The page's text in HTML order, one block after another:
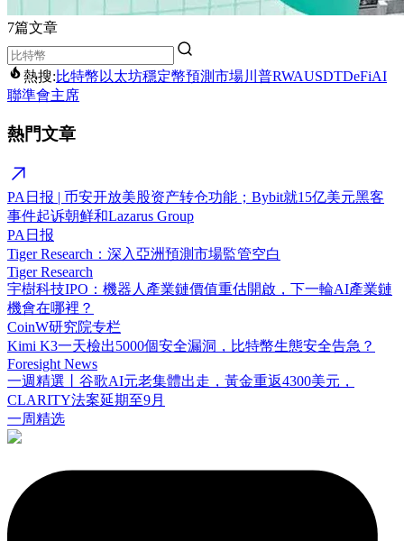
7篇文章
熱搜:比特幣 以太坊穩定幣預測市場川普RWAUSDTDeFiAI
聯準會主席
熱門文章
PA日报 | 币安开放美股资产转仓功能；Bybit就15亿美元黑客
事件起诉朝鲜和Lazarus Group
PA日报
Tiger Research：深入亞洲預測市場監管空白
Tiger Research
宇樹科技IPO：機器人產業鏈價值重估開啟，下一輪AI產業鏈
機會在哪裡？
CoinW研究院专栏
Kimi K3一天檢出5000個安全漏洞，比特幣生態安全告急？
Foresight News
一週精選丨谷歌AI元老集體出走，黃金重返4300美元，
CLARITY法案延期至9月
一周精选